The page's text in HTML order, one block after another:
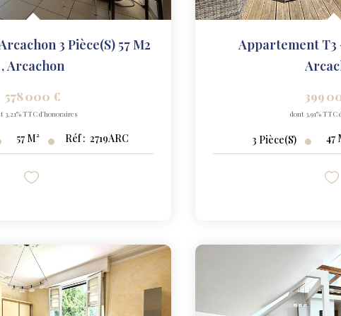
3 Pièce(s) 57 M2
,Arcachon
578 000 €
3,21% TTC d'honoraires
57 M² Réf : 2719ARC
Appartement T3
399
dont 3,91% TTC
3 Pièce(s) 47